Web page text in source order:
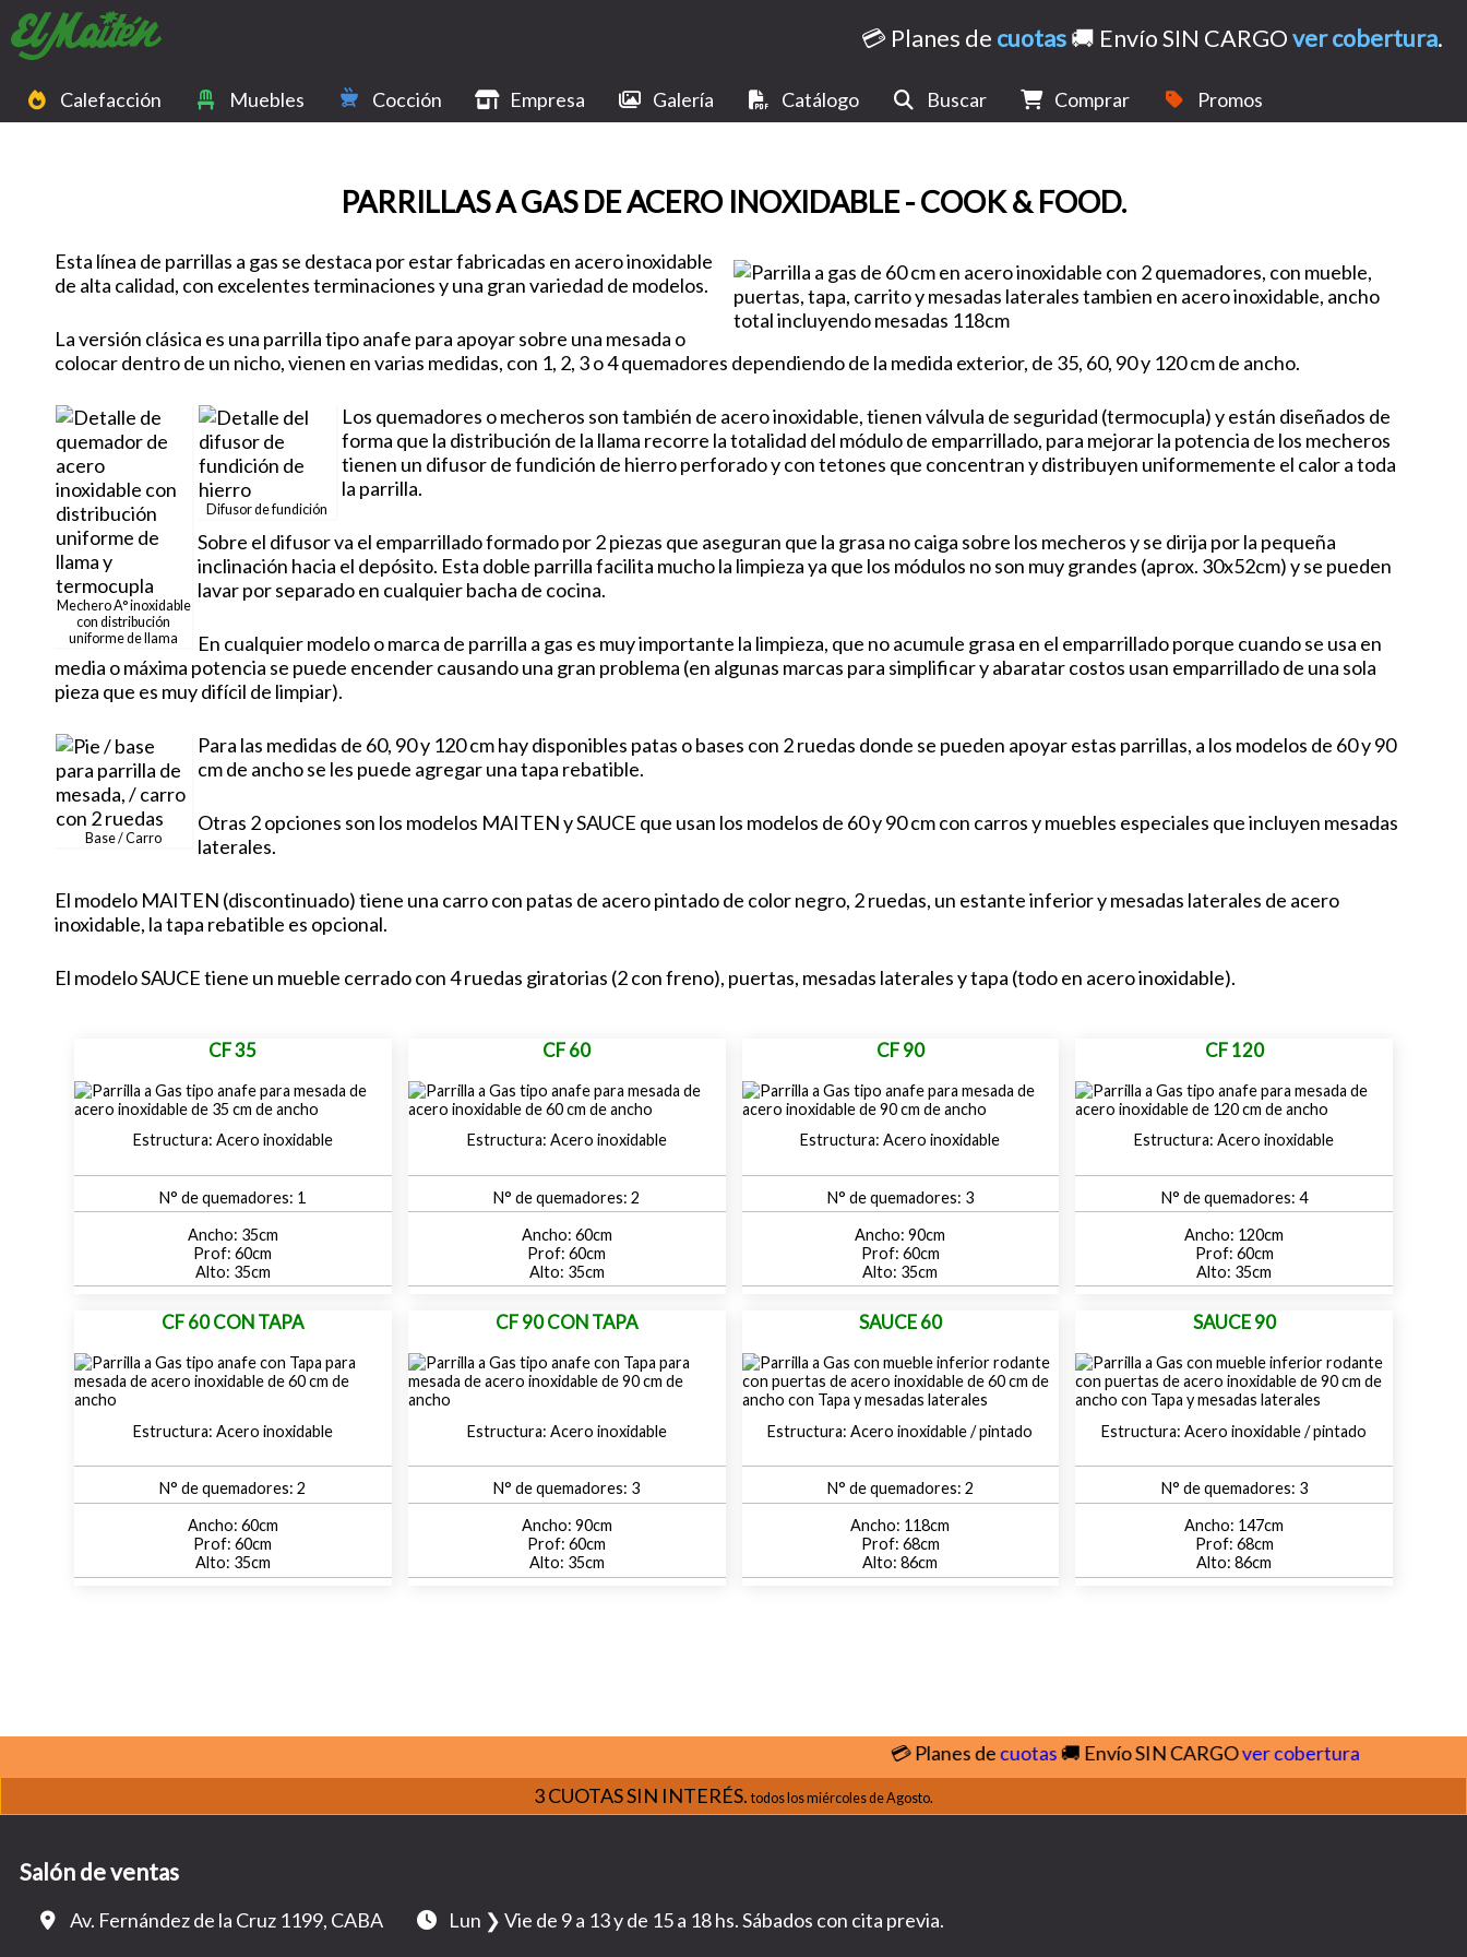
💳 Planes de cuotas🚚 Envío SIN CARGOver cobertura.
Calefacción Muebles Cocción Empresa Galería Catálogo Buscar Comprar Promos
PARRILLAS A GAS DE ACERO INOXIDABLE - COOK & FOOD.
Esta línea de parrillas a gas se destaca por estar fabricadas en acero inoxidable
de alta calidad, con excelentes terminaciones y una gran variedad de modelos.
La versión clásica es una parrilla tipo anafe para apoyar sobre una mesada o
colocar dentro de un nicho, vienen en varias medidas, con 1, 2, 3 o 4 quemadores dependiendo de la medida exterior, de 35, 60, 90 y 120 cm de ancho.
Mechero A° inoxidable
con distribución
uniforme de llama
Difusor de fundición
Los quemadores o mecheros son también de acero inoxidable, tienen válvula de seguridad (termocupla) y están diseñados de
forma que la distribución de la llama recorre la totalidad del módulo de emparrillado, para mejorar la potencia de los mecheros
tienen un difusor de fundición de hierro perforado y con tetones que concentran y distribuyen uniformemente el calor a toda
la parrilla.
Sobre el difusor va el emparrillado formado por 2 piezas que aseguran que la grasa no caiga sobre los mecheros y se dirija por la pequeña
inclinación hacia el depósito. Esta doble parrilla facilita mucho la limpieza ya que los módulos no son muy grandes (aprox. 30x52cm) y se pueden
lavar por separado en cualquier bacha de cocina.
En cualquier modelo o marca de parrilla a gas es muy importante la limpieza, que no acumule grasa en el emparrillado porque cuando se usa en
media o máxima potencia se puede encender causando una gran problema (en algunas marcas para simplificar y abaratar costos usan emparrillado de una sola
pieza que es muy difícil de limpiar).
Base / Carro
Para las medidas de 60, 90 y 120 cm hay disponibles patas o bases con 2 ruedas donde se pueden apoyar estas parrillas, a los modelos de 60 y 90
cm de ancho se les puede agregar una tapa rebatible.
Otras 2 opciones son los modelos MAITEN y SAUCE que usan los modelos de 60 y 90 cm con carros y muebles especiales que incluyen mesadas
laterales.
El modelo MAITEN (discontinuado) tiene una carro con patas de acero pintado de color negro, 2 ruedas, un estante inferior y mesadas laterales de acero
inoxidable, la tapa rebatible es opcional.
El modelo SAUCE tiene un mueble cerrado con 4 ruedas giratorias (2 con freno), puertas, mesadas laterales y tapa (todo en acero inoxidable).
CF 35
Acero inoxidable
1
35
60
35
CF 60
Acero inoxidable
2
60
60
35
CF 90
Acero inoxidable
3
90
60
35
CF 120
Acero inoxidable
4
120
60
35
CF 60 CON TAPA
Acero inoxidable
2
60
60
35
CF 90 CON TAPA
Acero inoxidable
3
90
60
35
SAUCE 60
Acero inoxidable / pintado
2
118
68
86
SAUCE 90
Acero inoxidable / pintado
3
147
68
86
💳 Planes decuotas🚚 Envío SIN CARGOver cobertura
3 CUOTAS SIN INTERÉS.todos los miércoles de Agosto.
Salón de ventas
Av. Fernández de la Cruz 1199, CABA Lun ❯ Vie de 9 a 13 y de 15 a 18 hs. Sábados con cita previa.